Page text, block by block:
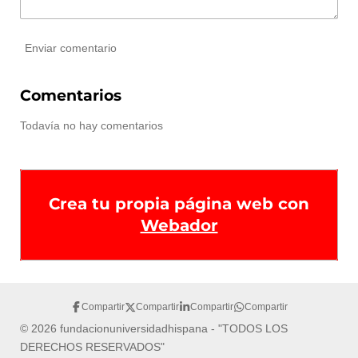
Enviar comentario
Comentarios
Todavía no hay comentarios
Crea tu propia página web con
Webador
Compartir Compartir Compartir Compartir
© 2026 fundacionuniversidadhispana - "TODOS LOS
DERECHOS RESERVADOS"